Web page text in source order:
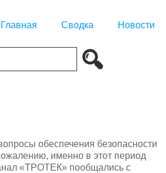
Главная Сводка Новости
обеспечения безопасности
именно в этот период
«ТРОТЕК» пообщались с